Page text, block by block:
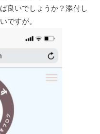
良いでしょうか？添付し
ですが。